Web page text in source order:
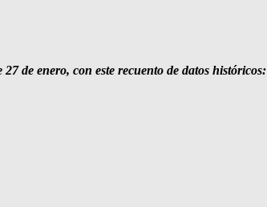
de enero, con este recuento de datos históricos: